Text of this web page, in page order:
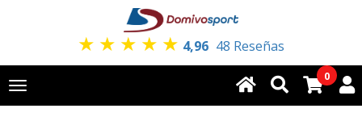
★ ★ ★ ★ ★ 4,96 48 Reseñas
Toggle
navigation
0